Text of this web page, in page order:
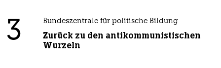
3 Bundeszentrale für politische Bildung
Zurück zu den antikommunistischen
Wurzeln